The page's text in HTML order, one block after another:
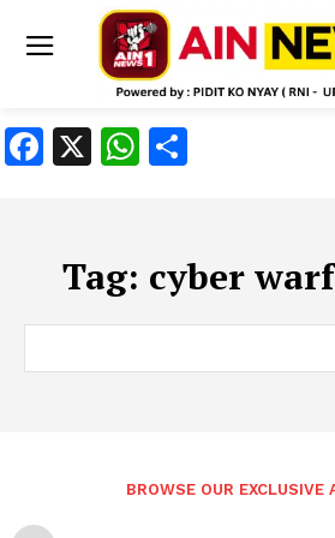
Facebook
X WhatsApp
Tag: cyber
BROWSE OUR EXCLUSIVE